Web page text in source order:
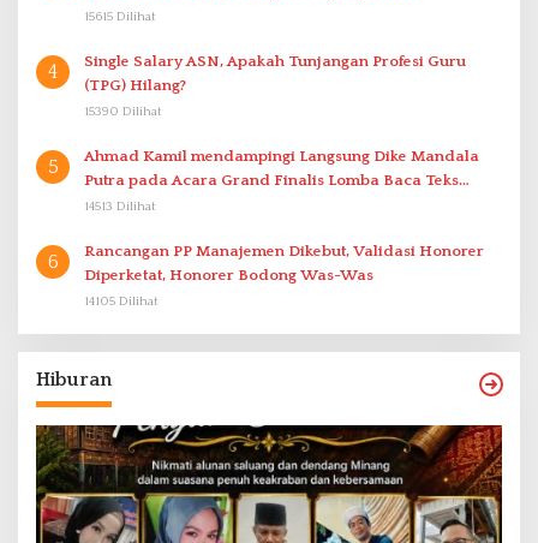
15615 Dilihat
4
Single Salary ASN, Apakah Tunjangan Profesi Guru
(TPG) Hilang?
15390 Dilihat
5
Ahmad Kamil mendampingi Langsung Dike Mandala
Putra pada Acara Grand Finalis Lomba Baca Teks
Proklamasi Mirip Bung Karno di Bali
14513 Dilihat
6
Rancangan PP Manajemen Dikebut, Validasi Honorer
Diperketat, Honorer Bodong Was-Was
14105 Dilihat
Hiburan